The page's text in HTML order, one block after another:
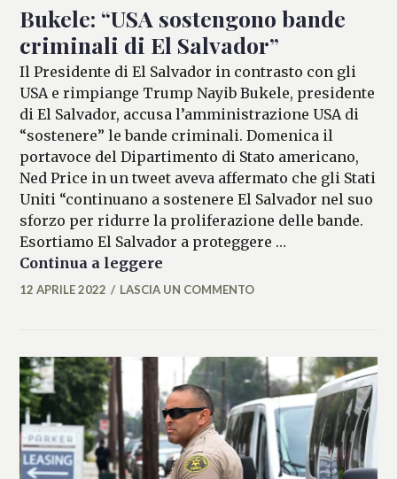
Bukele: “USA sostengono bande
criminali di El Salvador”
Il Presidente di El Salvador in contrasto con gli
USA e rimpiange Trump Nayib Bukele, presidente
di El Salvador, accusa l’amministrazione USA di
“sostenere” le bande criminali. Domenica il
portavoce del Dipartimento di Stato americano,
Ned Price in un tweet aveva affermato che gli Stati
Uniti “continuano a sostenere El Salvador nel suo
sforzo per ridurre la proliferazione delle bande.
Esortiamo El Salvador a proteggere …
Continua a leggere
FLAVIA
12 APRILE 2022 LASCIA UN COMMENTO